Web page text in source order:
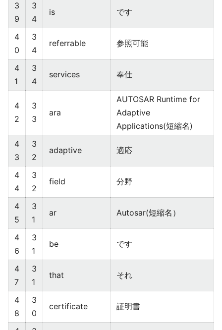
3
9
3
4
is です
4
0
3
4
referrable 参照可能
4
1
3
4
services 奉仕
4
2
3
3
ara
AUTOSAR Runtime for
Adaptive
Applications(短縮名)
4
3
3
2
adaptive 適応
4
4
3
2
field 分野
4
5
3
1
ar Autosar(短縮名）
4
6
3
1
be です
4
7
3
1
that それ
4
8
3
0
certificate 証明書